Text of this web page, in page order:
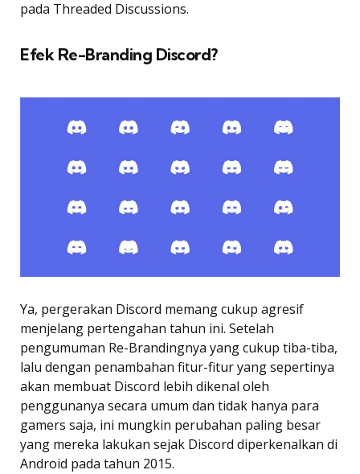
pada Threaded Discussions.
Efek Re-Branding Discord?
Ya, pergerakan Discord memang cukup agresif
menjelang pertengahan tahun ini. Setelah
pengumuman Re-Brandingnya yang cukup tiba-tiba,
lalu dengan penambahan fitur-fitur yang sepertinya
akan membuat Discord lebih dikenal oleh
penggunanya secara umum dan tidak hanya para
gamers saja, ini mungkin perubahan paling besar
yang mereka lakukan sejak Discord diperkenalkan di
Android pada tahun 2015.